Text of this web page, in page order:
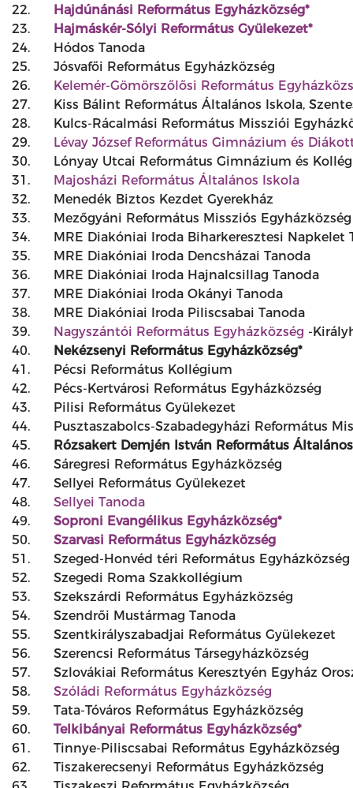
22.
Hajdúnánási Református Egyházközség*
23.
Hajmáskér-Sólyi Református Gyülekezet*
24.
Hódos Tanoda
25.
Jósvafői Református Egyházközség
26.
Kelemér-Gömörszőlősi Református
27.
Kiss Bálint Református Általános Iskola,
28.
Kulcs-Rácalmási Református Missziói
29.
Lévay József Református Gimnázium és
30.
Lónyay Utcai Református Gimnázium és
31.
Majosházi Református Általános Iskola
32.
Menedék Biztos Kezdet Gyerekház
33.
Mezőgyáni Református Missziós Egyházközség
34.
MRE Diakóniai Iroda Biharkeresztesi Napkelet
35.
MRE Diakóniai Iroda Dencsházai Tanoda
36.
MRE Diakóniai Iroda Hajnalcsillag Tanoda
37.
MRE Diakóniai Iroda Okányi Tanoda
38.
MRE Diakóniai Iroda Piliscsabai Tanoda
39.
Nagyszántói Református Egyházközség -
40.
Nekézsenyi Református Egyházközség*
41.
Pécsi Református Kollégium
42.
Pécs-Kertvárosi Református Egyházközség
43.
Pilisi Református Gyülekezet
44.
Pusztaszabolcs-Szabadegyházi Református
45.
Rózsakert Demjén István Református
46.
Sáregresi Református Egyházközség
47.
Sellyei Református Gyülekezet
48.
Sellyei Tanoda
49.
Soproni Evangélikus Egyházközség*
50.
Szarvasi Református Egyházközség
51.
Szeged-Honvéd téri Református Egyházközség
52.
Szegedi Roma Szakkollégium
53.
Szekszárdi Református Egyházközség
54.
Szendrői Mustármag Tanoda
55.
Szentkirályszabadjai Református Gyülekezet
56.
Szerencsi Református Társegyházközség
57.
Szlovákiai Református Keresztyén Egyház
58.
Szóládi Református Egyházközség
59.
Tata-Tóváros Református Egyházközség
60.
Telkibányai Református Egyházközség*
61.
Tinnye-Piliscsabai Református Egyházközség
62.
Tiszakerecsenyi Református Egyházközség